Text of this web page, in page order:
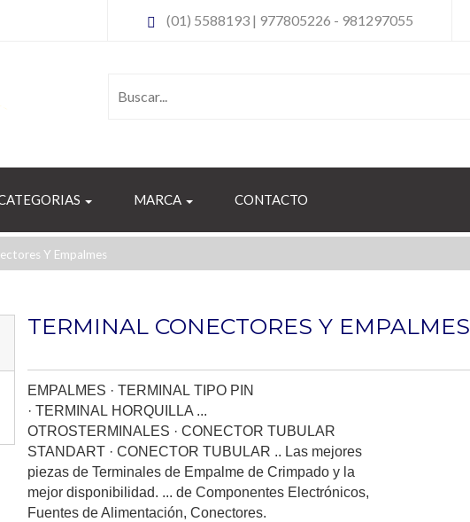
(01) 5588193 | 977805226 - 981297055
MARCA CONTACTO
Y Empalmes
TERMINAL CONECTORES Y EMPALMES
EMPALMES · TERMINAL TIPO PIN
· TERMINAL HORQUILLA ...
OTROSTERMINALES · CONECTOR TUBULAR
STANDART · CONECTOR TUBULAR .. Las mejores
piezas de Terminales de Empalme de Crimpado y la
mejor disponibilidad. ... de Componentes Electrónicos,
Fuentes de Alimentación, Conectores.